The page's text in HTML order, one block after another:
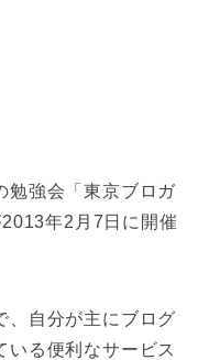
勉強会「東京ブロガ
年2月7日に開催
、自分が主にブログ
いる便利なサービス